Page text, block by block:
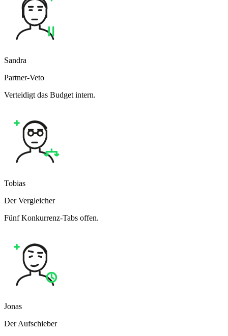
Sandra
Partner-Veto
Verteidigt das Budget intern.
Tobias
Der Vergleicher
Fünf Konkurrenz-Tabs offen.
Jonas
Der Aufschieber